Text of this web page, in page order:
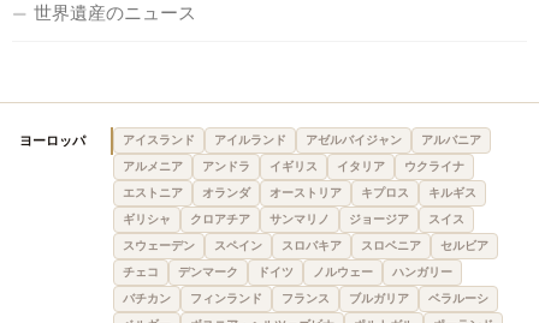
世界遺産のニュース
ヨーロッパ アイスランド アイルランド アゼルバイジャン
アルバニア
アルメニア
アンドラ イギリス イタリア
ウクライナ
エストニア
オランダ オーストリア キプロス
キルギス
ギリシャ
クロアチア サンマリノ ジョージア
スイス
スウェーデン
スペイン スロバキア スロベニア
セルビア
チェコ
デンマーク ドイツ ノルウェー
ハンガリー
バチカン
フィンランド フランス ブルガリア
ベラルーシ